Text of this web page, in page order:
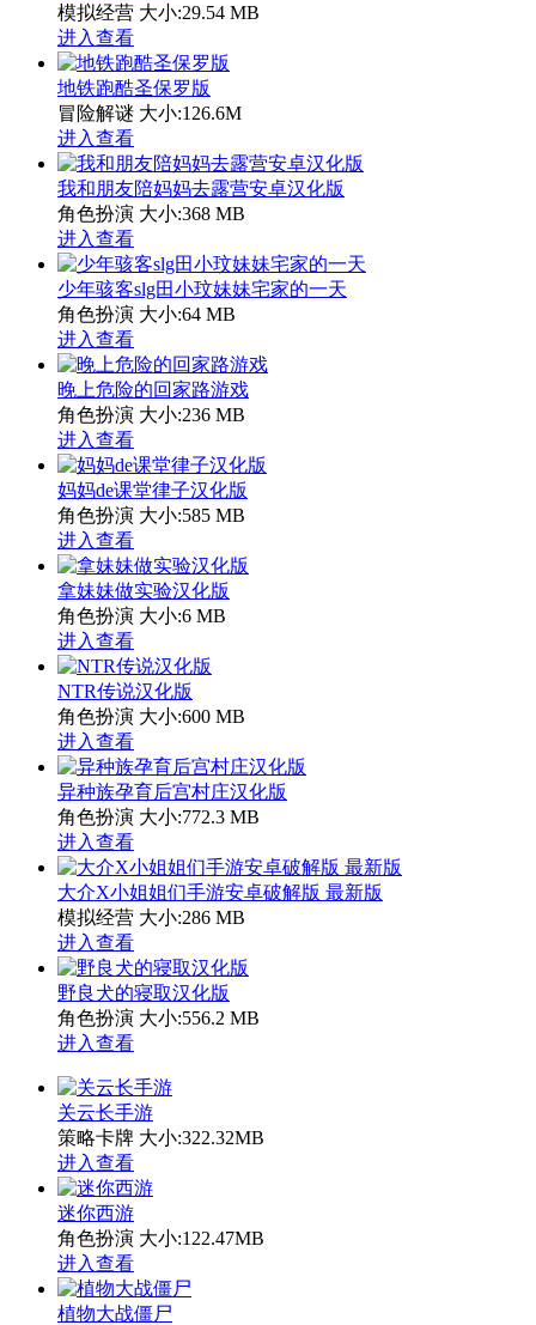
模拟经营 大小:29.54 MB
进入查看
地铁跑酷圣保罗版
冒险解谜 大小:126.6M
进入查看
我和朋友陪妈妈去露营安卓汉化版
角色扮演 大小:368 MB
进入查看
少年骇客slg田小玟妹妹宅家的一天
角色扮演 大小:64 MB
进入查看
晚上危险的回家路游戏
角色扮演 大小:236 MB
进入查看
妈妈de课堂律子汉化版
角色扮演 大小:585 MB
进入查看
拿妹妹做实验汉化版
角色扮演 大小:6 MB
进入查看
NTR传说汉化版
角色扮演 大小:600 MB
进入查看
异种族孕育后宫村庄汉化版
角色扮演 大小:772.3 MB
进入查看
大介X小姐姐们手游安卓破解版 最新版
模拟经营 大小:286 MB
进入查看
野良犬的寝取汉化版
角色扮演 大小:556.2 MB
进入查看
关云长手游
策略卡牌 大小:322.32MB
进入查看
迷你西游
角色扮演 大小:122.47MB
进入查看
植物大战僵尸